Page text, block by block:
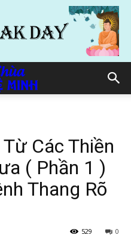
Các Thiền
( Phần 1 )
Thang Rõ
0
529